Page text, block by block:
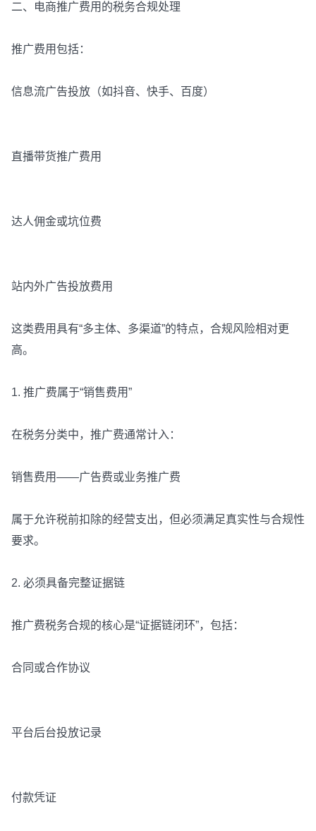
二、电商推广费用的税务合规处理
推广费用包括：
信息流广告投放（如抖音、快手、百度）
直播带货推广费用
达人佣金或坑位费
站内外广告投放费用
这类费用具有“多主体、多渠道”的特点，合规风险相对更
高。
1. 推广费属于“销售费用”
在税务分类中，推广费通常计入：
销售费用——广告费或业务推广费
属于允许税前扣除的经营支出，但必须满足真实性与合规性
要求。
2. 必须具备完整证据链
推广费税务合规的核心是“证据链闭环”，包括：
合同或合作协议
平台后台投放记录
付款凭证